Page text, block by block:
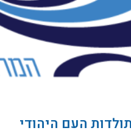
העם היהודי